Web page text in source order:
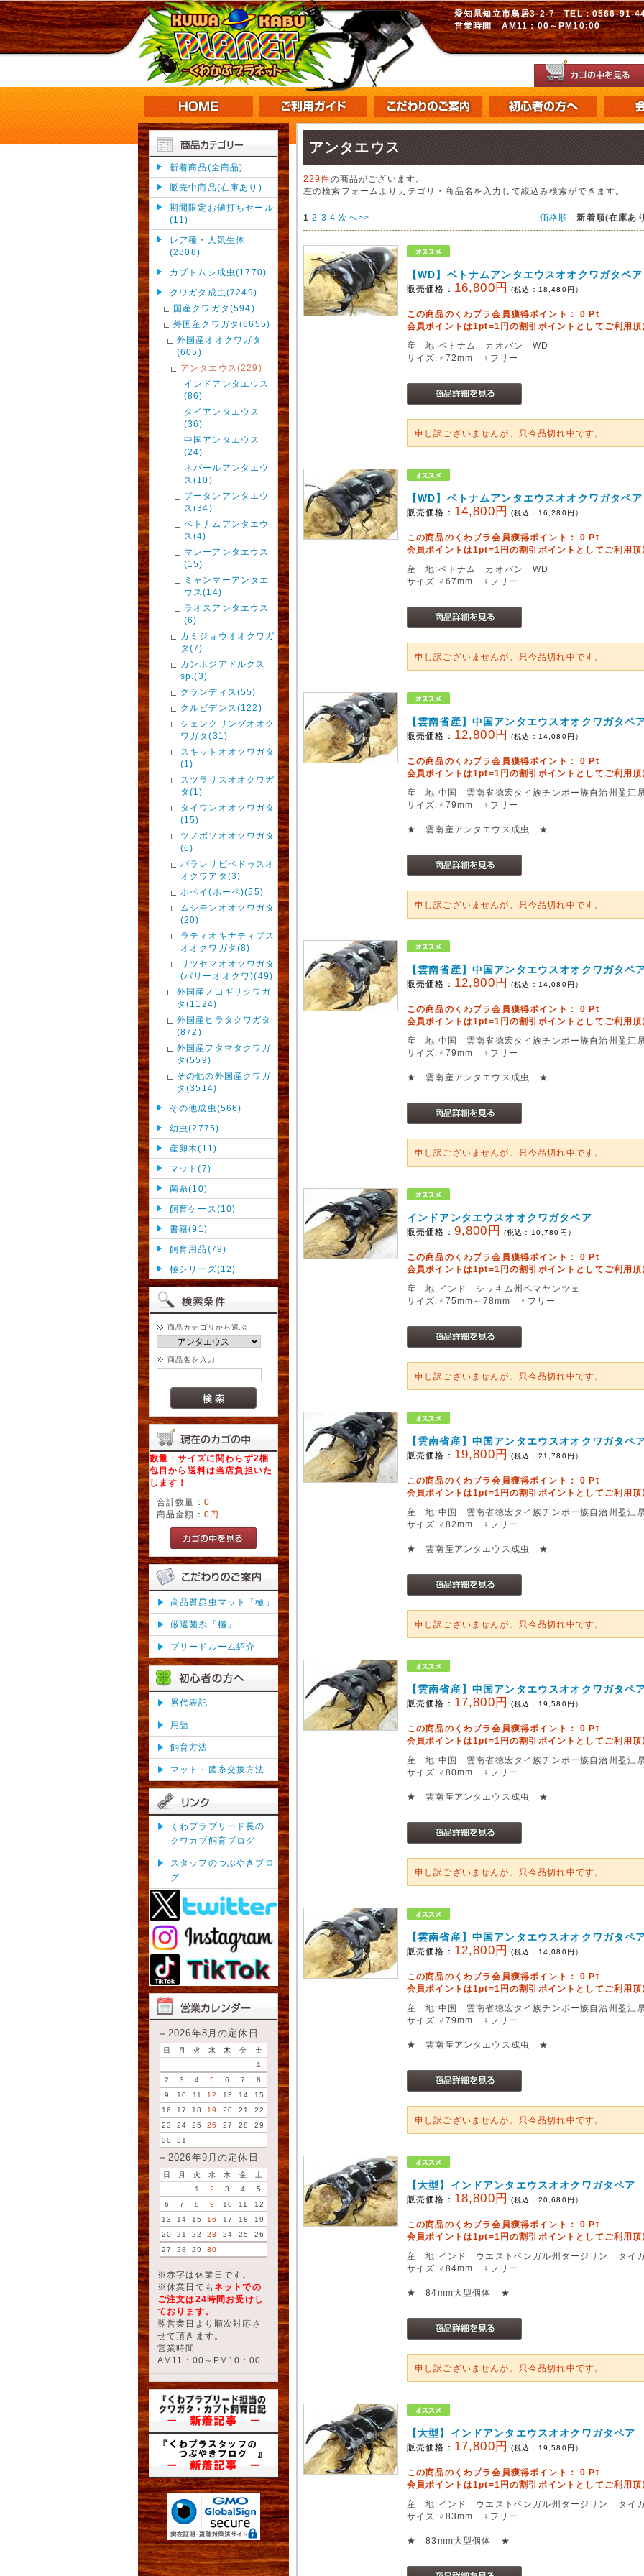
愛知県知立市鳥居3-2-7 TEL：0566-
営業時間 AM11：00～PM10:00
新着商品(全商品)
販売中商品(在庫あり)
期間限定お値打ちセール
(11)
レア種・人気生体
(2808)
カブトムシ成虫(1770)
クワガタ成虫(7249)
国産クワガタ(594)
外国産クワガタ(6655)
外国産オオクワガタ
(605)
アンタエウス(229)
インドアンタエウス
(86)
タイアンタエウス
(36)
中国アンタエウス
(24)
ネパールアンタエウ
ス(10)
ブータンアンタエウ
ス(34)
ベトナムアンタエウ
ス(4)
マレーアンタエウス
(15)
ミャンマーアンタエ
ウス(14)
ラオスアンタエウス
(6)
カミジョウオオクワガ
タ(7)
カンボジアドルクス
sp.(3)
グランディス(55)
クルビデンス(122)
シェンクリングオオク
ワガタ(31)
スキットオオクワガタ
(1)
スツラリスオオクワガ
タ(1)
タイワンオオクワガタ
(15)
ツノボソオオクワガタ
(6)
パラレリピペドゥスオ
オクワアタ(3)
ホペイ(ホーペ)(55)
ムシモンオオクワガタ
(20)
ラティオキナティブス
オオクワガタ(8)
リツセマオオクワガタ
(パリーオオクワ)(49)
外国産ノコギリクワガ
タ(1124)
外国産ヒラタクワガタ
(872)
外国産フタマタクワガ
タ(559)
その他の外国産クワガ
タ(3514)
その他成虫(566)
幼虫(2775)
産卵木(11)
マット(7)
菌糸(10)
飼育ケース(10)
書籍(91)
飼育用品(79)
極シリーズ(12)
商品カテゴリから選ぶ
商品名を入力
数量・サイズに関わらず2梱
包目から送料は当店負担いた
します！
合計数量： 0
商品金額： 0円
高品質昆虫マット「極」
厳選菌糸「極」
ブリードルーム紹介
累代表記
用語
飼育方法
マット・菌糸交換方法
くわプラブリード長の
クワカブ飼育ブログ
スタッフのつぶやきブロ
グ
2026年8月の定休日
日 月 火 水 木 金
土
1
2
3 4 5 6 7
8
9
10 11 12 13 14
15
16
17 18 19 20 21
22
23
24 25 26 27 28
29
30
31
2026年9月の定休日
日 月 火 水 木 金
土
1
2 3 4
5
6
7 8 9 10 11
12
13
14 15 16 17 18
19
20
21 22 23 24 25
26
27
28 29 30
※赤字は休業日です。
※休業日でも ネットでの
ご注文は24時間お受けし
ております。
翌営業日より順次対応さ
せて頂きます。
営業時間
AM11：00～PM10：00
アンタエウス
229件の商品がございます。
左の検索フォームよりカテゴリ・商品名を入力して絞込み検索ができます。
価格順 新着順(在庫あ
1 2 3 4 次へ>>
【WD】ベトナムアンタエウスオオクワガタペア
販売価格： 16,800円 (税込： 18,480円）
この商品のくわプラ会員獲得ポイント：0 Pt
会員ポイントは1pt=1円の割引ポイントとしてご利用頂
産 地:ベトナム カオバン WD
サイズ:♂72mm ♀フリー
申し訳ございませんが、只今品切れ中です。
【WD】ベトナムアンタエウスオオクワガタペア
販売価格： 14,800円 (税込： 16,280円）
この商品のくわプラ会員獲得ポイント：0 Pt
会員ポイントは1pt=1円の割引ポイントとしてご利用頂
産 地:ベトナム カオバン WD
サイズ:♂67mm ♀フリー
申し訳ございませんが、只今品切れ中です。
【雲南省産】中国アンタエウスオオクワガタペ
販売価格： 12,800円 (税込： 14,080円）
この商品のくわプラ会員獲得ポイント：0 Pt
会員ポイントは1pt=1円の割引ポイントとしてご利用頂
産 地:中国 雲南省徳宏タイ族チンポー族自治州盈江
サイズ:♂79mm ♀フリー
★ 雲南産アンタエウス成虫 ★
申し訳ございませんが、只今品切れ中です。
【雲南省産】中国アンタエウスオオクワガタペ
販売価格： 12,800円 (税込： 14,080円）
この商品のくわプラ会員獲得ポイント：0 Pt
会員ポイントは1pt=1円の割引ポイントとしてご利用頂
産 地:中国 雲南省徳宏タイ族チンポー族自治州盈江
サイズ:♂79mm ♀フリー
★ 雲南産アンタエウス成虫 ★
申し訳ございませんが、只今品切れ中です。
インドアンタエウスオオクワガタペア
販売価格： 9,800円 (税込： 10,780 円）
この商品のくわプラ会員獲得ポイント：0 Pt
会員ポイントは1pt=1円の割引ポイントとしてご利用頂
産 地:インド シッキム州ペマヤンツェ
サイズ:♂75mm～78mm ♀フリー
申し訳ございませんが、只今品切れ中です。
【雲南省産】中国アンタエウスオオクワガタペ
販売価格： 19,800円 (税込： 21,780円）
この商品のくわプラ会員獲得ポイント：0 Pt
会員ポイントは1pt=1円の割引ポイントとしてご利用頂
産 地:中国 雲南省徳宏タイ族チンポー族自治州盈江
サイズ:♂82mm ♀フリー
★ 雲南産アンタエウス成虫 ★
申し訳ございませんが、只今品切れ中です。
【雲南省産】中国アンタエウスオオクワガタペ
販売価格： 17,800円 (税込： 19,580円）
この商品のくわプラ会員獲得ポイント：0 Pt
会員ポイントは1pt=1円の割引ポイントとしてご利用頂
産 地:中国 雲南省徳宏タイ族チンポー族自治州盈江
サイズ:♂80mm ♀フリー
★ 雲南産アンタエウス成虫 ★
申し訳ございませんが、只今品切れ中です。
【雲南省産】中国アンタエウスオオクワガタペ
販売価格： 12,800円 (税込： 14,080円）
この商品のくわプラ会員獲得ポイント：0 Pt
会員ポイントは1pt=1円の割引ポイントとしてご利用頂
産 地:中国 雲南省徳宏タイ族チンポー族自治州盈江
サイズ:♂79mm ♀フリー
★ 雲南産アンタエウス成虫 ★
申し訳ございませんが、只今品切れ中です。
【大型】インドアンタエウスオオクワガタペア
販売価格： 18,800円 (税込： 20,680円）
この商品のくわプラ会員獲得ポイント：0 Pt
会員ポイントは1pt=1円の割引ポイントとしてご利用頂
産 地:インド ウエストベンガル州ダージリン タイ
サイズ:♂84mm ♀フリー
★ 84mm大型個体 ★
申し訳ございませんが、只今品切れ中です。
【大型】インドアンタエウスオオクワガタペア
販売価格： 17,800円 (税込： 19,580円）
この商品のくわプラ会員獲得ポイント：0 Pt
会員ポイントは1pt=1円の割引ポイントとしてご利用頂
産 地:インド ウエストベンガル州ダージリン タイ
サイズ:♂83mm ♀フリー
★ 83mm大型個体 ★